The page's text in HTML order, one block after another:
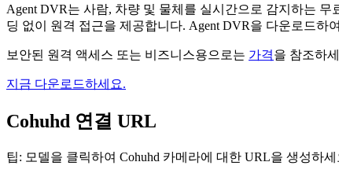
Agent DVR는 사람, 차량 및 물체를 실시간으로 감지하는
딩 없이 원격 접근을 제공합니다. Agent DVR을 다운로드하
보안된 원격 액세스 또는 비즈니스용으로는 가격을 참조하
지금 다운로드하세요.
Cohuhd 연결 URL
팁: 모델을 클릭하여 Cohuhd 카메라에 대한 URL을 생성하세